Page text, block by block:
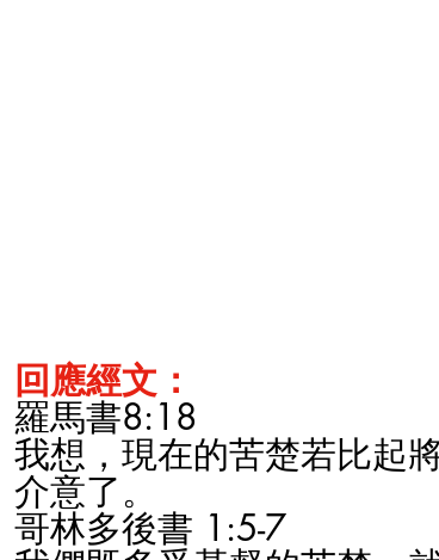
回應經文 ：
羅馬書8:18
我想，現在的苦楚若比起
介意了。
哥林多後書 1:5-7